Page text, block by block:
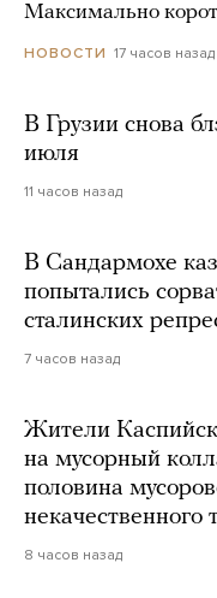
Максимально
НОВОСТИ 17 часов назад
В Грузии снова
июля
11 часов назад
В Сандармохе
попытались
сталинских
7 часов назад
Жители
на мусорный
половина
некачественного
8 часов назад